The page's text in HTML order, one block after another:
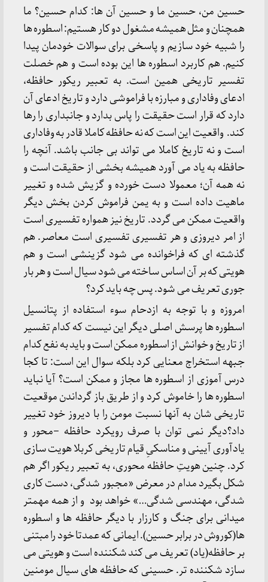
حسین من، حسین ما و حسین آن ها: کدام حسین؟ ما
همچنان و مثل همیشه مشغول دو کار هستیم: اسطوره ها
را شبیه خود سازیم و پاسخی برای سوالات خودمان پیدا
کنیم. هم کاربرد اسطوره ها این بوده است و هم خصلت
تفسیر تاریخی همین است. به تعبیر ریکور حافظه،
ادعای وفاداری و مبارزه با فراموشی دارد و تاریخ ادعای آن
دارد که قرار است حقیقت را پاس بدارد و جانبداری را رها
کند. واقعیت این است که نه حافظه کاملا قادر به وفاداری
است و نه تاریخ کاملا می تواند بی جانب باشد. آنچه را
حافظه به یاد می آورد همیشه بخشی از حقیقت است و
نه همه آن؛ معمولا دست خورده و گزیش شده و تغییر
ماهیت داده است و به یمن فراموش کردن بخش دیگر
واقعیت ممکن می گردد. تاریخ نیز همواره تفسیری است
از امر دیروزی و هر تفسیری تفسیری است معاصر. هم
گذشته ای که فراخوانده می شود گزینشی است و هم
هویتی که بر آن اساس ساخته می شود سیال است و هر بار
جوری تعریف می شود. پس چه باید کرد؟
امروزه و با توجه به ازدحام سوء استفاده از پتانسیل
اسطوره ها پرسش اصلی دیگر این نیست که کدام تفسیر
از تاریخ و خوانش از اسطوره ممکن است و باید به نفع کدام
جبهه استخراج معنایی کرد بلکه سوال این است: تا کجا
درس آموزی از اسطوره ها مجاز و ممکن است؟ آیا نباید
اسطوره ها را خاموش کرد و از طریق باز گرداندن موقعیت
تاریخی شان به آنها نسبت مومن را با دیروز خود تغییر
داد؟دیگر نمی توان با صرف رویکرد حافظه –محور و
یادآوری آیینی و مناسکیِ قیام تاریخی کربلا هویت سازی
کرد. چنین هویتِ حافظه محوری، به تعبیر ریکور اگر هم
شکل بگیرد مدام در معرض «مجبور شدگی، دست کاری
شدگی، مهندسی شدگی…» خواهد بود و از همه مهمتر
میدانی برای جنگ و کارزار با دیگر حافظه ها و اسطوره
ها(کوروش در برابر حسین). ایمانی که عمدتا خود را مبتنی
بر حافظه(یاد) تعریف می کند شکننده است و هویتی می
سازد شکننده تر. حسینی که حافظه های سیال مومنین